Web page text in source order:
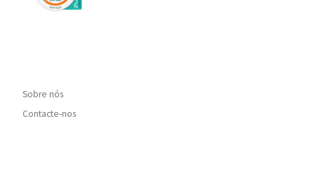
Sobre nós
Contacte-nos